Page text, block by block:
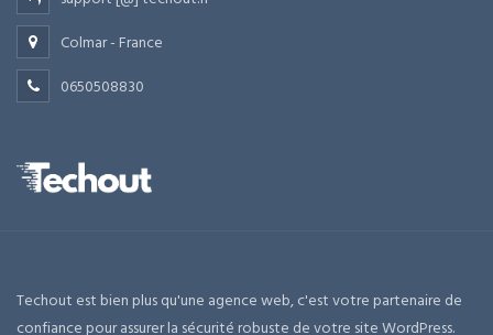
Colmar - France
0650508830
Techout est bien plus qu'une agence web, c'est votre partenaire de
confiance pour assurer la sécurité robuste de votre site WordPress.